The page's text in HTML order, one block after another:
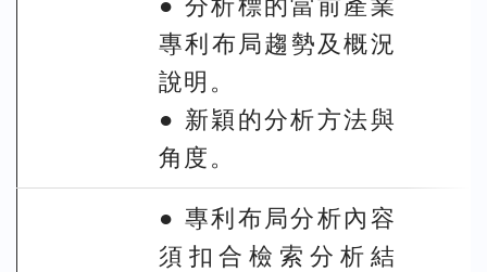
● 分析標的當前產業
專利布局趨勢及概況
說明。
● 新穎的分析方法與
角度。
● 專利布局分析內容
須扣合檢索分析結